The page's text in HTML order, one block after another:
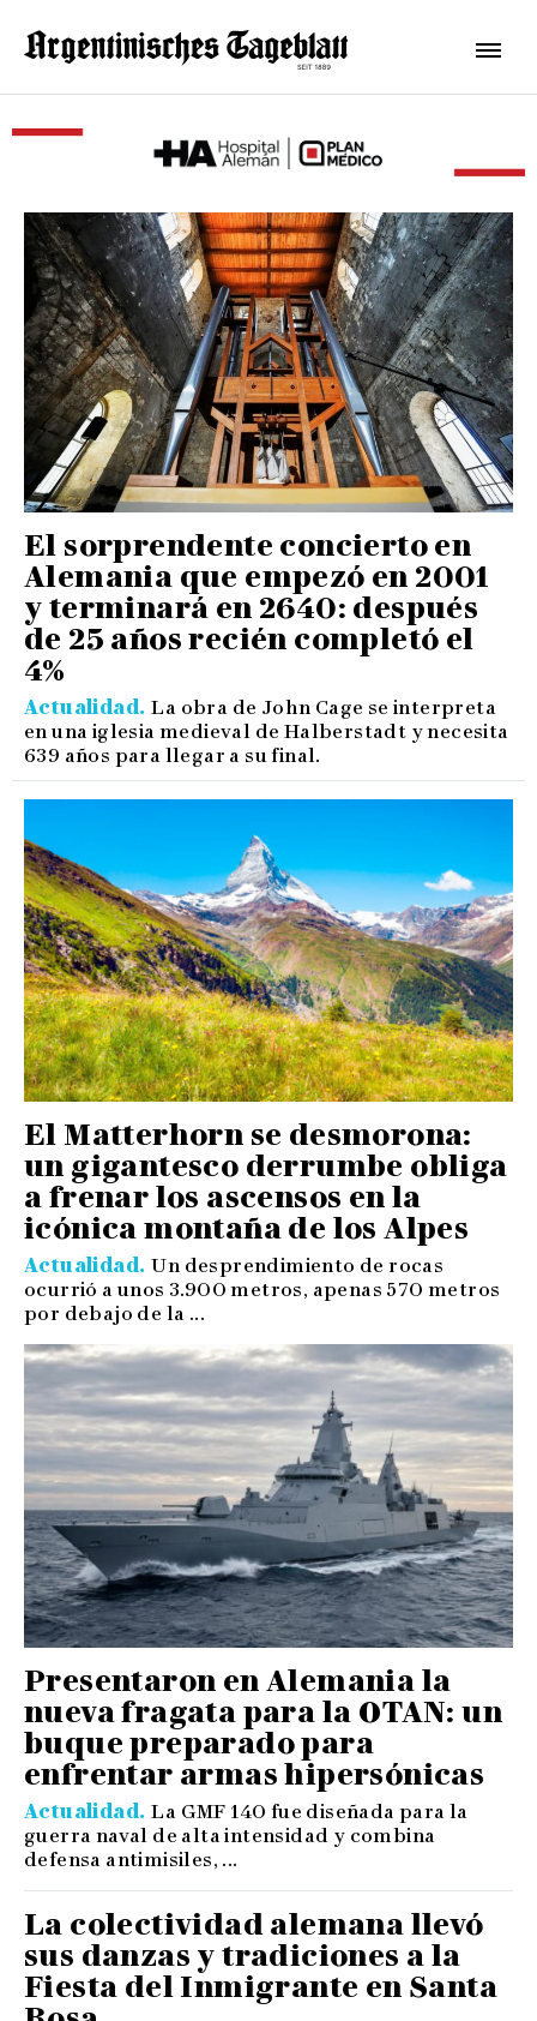
El sorprendente concierto en
Alemania que empezó en 2001
y terminará en 2640: después
de 25 años recién completó el
4%
Actualidad
La obra de John Cage se interpreta
en una iglesia medieval de Halberstadt y necesita
639 años para llegar a su final.
El Matterhorn se desmorona:
un gigantesco derrumbe obliga
a frenar los ascensos en la
icónica montaña de los Alpes
Actualidad Un desprendimiento de rocas
ocurrió a unos 3.900 metros, apenas 570 metros
por debajo de la ...
Presentaron en Alemania la
nueva fragata para la OTAN: un
buque preparado para
enfrentar armas hipersónicas
Actualidad La GMF 140 fue diseñada para la
guerra naval de alta intensidad y combina
defensa antimisiles, ...
La colectividad alemana llevó
sus danzas y tradiciones a la
Fiesta del Inmigrante en Santa